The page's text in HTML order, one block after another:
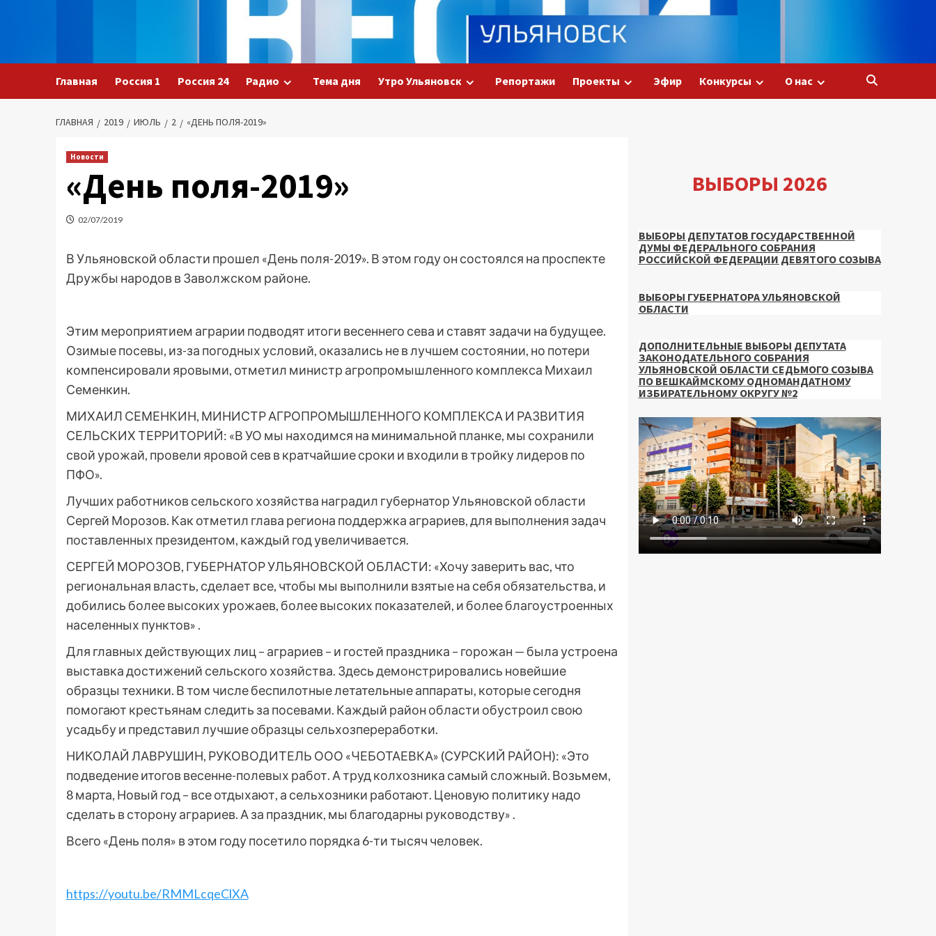
Главная Россия 1 Россия 24 Радио Тема дня Утро Ульяновск Репортажи Проекты Эфир Конкурсы О нас
ГЛАВНАЯ 2019 ИЮЛЬ 2 «ДЕНЬ ПОЛЯ-2019»
Новости
«День поля-2019»
02/07/2019
В Ульяновской области прошел «День поля-2019». В этом году он состоялся на проспекте
Дружбы народов в Заволжском районе.
Этим мероприятием аграрии подводят итоги весеннего сева и ставят задачи на будущее.
Озимые посевы, из-за погодных условий, оказались не в лучшем состоянии, но потери
компенсировали яровыми, отметил министр агропромышленного комплекса Михаил
Семенкин.
МИХАИЛ СЕМЕНКИН, МИНИСТР АГРОПРОМЫШЛЕННОГО КОМПЛЕКСА И РАЗВИТИЯ
СЕЛЬСКИХ ТЕРРИТОРИЙ: «В УО мы находимся на минимальной планке, мы сохранили
свой урожай, провели яровой сев в кратчайшие сроки и входили в тройку лидеров по
ПФО».
Лучших работников сельского хозяйства наградил губернатор Ульяновской области
Сергей Морозов. Как отметил глава региона поддержка аграриев, для выполнения задач
поставленных президентом, каждый год увеличивается.
СЕРГЕЙ МОРОЗОВ, ГУБЕРНАТОР УЛЬЯНОВСКОЙ ОБЛАСТИ: «Хочу заверить вас, что
региональная власть, сделает все, чтобы мы выполнили взятые на себя обязательства, и
добились более высоких урожаев, более высоких показателей, и более благоустроенных
населенных пунктов» .
Для главных действующих лиц – аграриев – и гостей праздника – горожан — была устроена
выставка достижений сельского хозяйства. Здесь демонстрировались новейшие
образцы техники. В том числе беспилотные летательные аппараты, которые сегодня
помогают крестьянам следить за посевами. Каждый район области обустроил свою
усадьбу и представил лучшие образцы сельхозпереработки.
НИКОЛАЙ ЛАВРУШИН, РУКОВОДИТЕЛЬ ООО «ЧЕБОТАЕВКА» (СУРСКИЙ РАЙОН): «Это
подведение итогов весенне-полевых работ. А труд колхозника самый сложный. Возьмем,
8 марта, Новый год – все отдыхают, а сельхозники работают. Ценовую политику надо
сделать в сторону аграриев. А за праздник, мы благодарны руководству» .
Всего «День поля» в этом году посетило порядка 6-ти тысяч человек.
https://youtu.be/RMMLcqeClXA
ВЫБОРЫ 2026
ВЫБОРЫ ДЕПУТАТОВ ГОСУДАРСТВЕННОЙ
ДУМЫ ФЕДЕРАЛЬНОГО СОБРАНИЯ
РОССИЙСКОЙ ФЕДЕРАЦИИ ДЕВЯТОГО СОЗЫВА
ВЫБОРЫ ГУБЕРНАТОРА УЛЬЯНОВСКОЙ
ОБЛАСТИ
ДОПОЛНИТЕЛЬНЫЕ ВЫБОРЫ ДЕПУТАТА
ЗАКОНОДАТЕЛЬНОГО СОБРАНИЯ
УЛЬЯНОВСКОЙ ОБЛАСТИ СЕДЬМОГО СОЗЫВА
ПО ВЕШКАЙМСКОМУ ОДНОМАНДАТНОМУ
ИЗБИРАТЕЛЬНОМУ ОКРУГУ №2